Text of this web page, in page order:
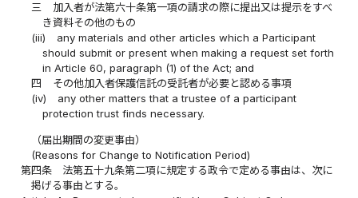
三
加入者が法第六十条第一項の請求の際に提出又は提示をすべ
き資料その他のもの
(iii)
any materials and other articles which a Participant
should submit or present when making a request set forth
in Article 60, paragraph (1) of the Act; and
四
その他加入者保護信託の受託者が必要と認める事項
(iv)
any other matters that a trustee of a participant
protection trust finds necessary.
（届出期間の変更事由）
(Reasons for Change to Notification Period)
第四条
法第五十九条第二項に規定する政令で定める事由は、次に
掲げる事由とする。